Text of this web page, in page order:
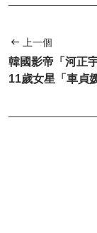
上一個
韓國影帝「河正
11歲女星「車貞